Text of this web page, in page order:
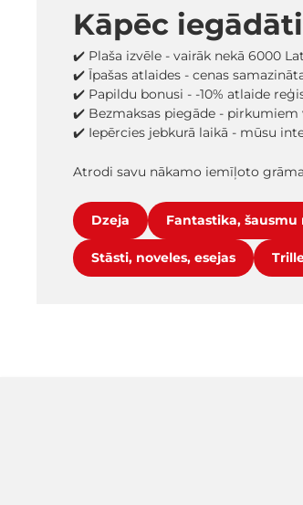
Kāpēc
✔️ Plaša izvēle - vairāk nekā 6000
✔️ Īpašas atlaides - cenas
✔️ Papildu bonusi - -10% atlaide
✔️ Bezmaksas piegāde - pirkumiem
✔️ Iepērcies jebkurā laikā - mūsu
Atrodi savu nākamo iemīļoto
Dzeja Fantastika, šausmu
Stāsti, noveles, esejas